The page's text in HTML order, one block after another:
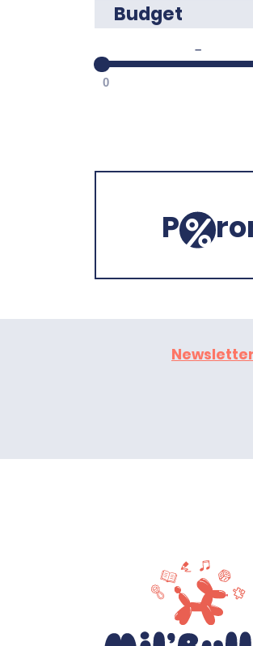
Budget
–
0
P